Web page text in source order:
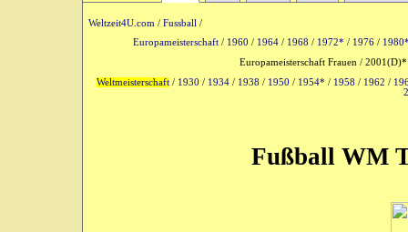
Weltzeit4U.com / Fussball /
Europameisterschaft/ 1960 / 1964/ 1968 / 1972* / 1976/
Europameisterschaft Frauen /
Weltmeisterschaft / 1930 / 1934 / 1938 / 1950 / 1954* / 1958 / 1962 /
Fußball WM